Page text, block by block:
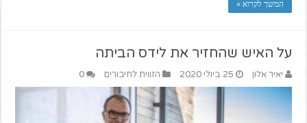
המשך לקרוא »
על האיש שהחזיר את לידס הביתה
יאיר אלון 25 ביולי 2020 הזווית לחיבורים 0